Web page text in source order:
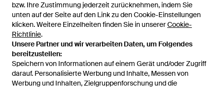
bzw. Ihre Zustimmung jederzeit zurücknehmen, indem Sie
unten auf der Seite auf den Link zu den Cookie-Einstellungen
klicken. Weitere Einzelheiten finden Sie in unsererCookie-
Richtlinie.
Unsere Partner und wir verarbeiten Daten, um Folgendes
bereitzustellen:
Speichern von Informationen auf einem Gerät und/oder Zugriff
darauf. Personalisierte Werbung und Inhalte, Messen von
Werbung und Inhalten, Zielgruppenforschung und die
bzw. Ihre Zustimmung jederzeit zurücknehmen, indem Sie
unten auf der Seite auf den Link zu den Cookie-Einstellungen
klicken. Weitere Einzelheiten finden Sie in unsererCookie-
Richtlinie.
Unsere Partner und wir verarbeiten Daten, um Folgendes
bereitzustellen:
Speichern von Informationen auf einem Gerät und/oder Zugriff
darauf. Personalisierte Werbung und Inhalte, Messen von
Werbung und Inhalten, Zielgruppenforschung und die